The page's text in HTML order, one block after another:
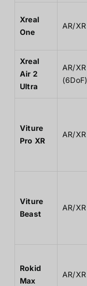
Xreal
One
AR/XR
Xreal
Air 2
Ultra
AR/XR
(6DoF)
Viture
Pro XR
AR/XR
Viture
Beast
AR/XR
Rokid
Max
AR/XR